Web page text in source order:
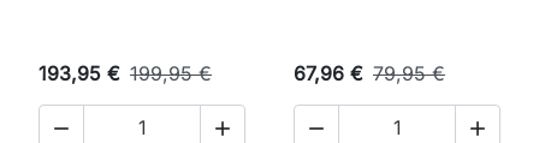
193,95 € 199,95 €
 
67,96 € 79,95 €
 